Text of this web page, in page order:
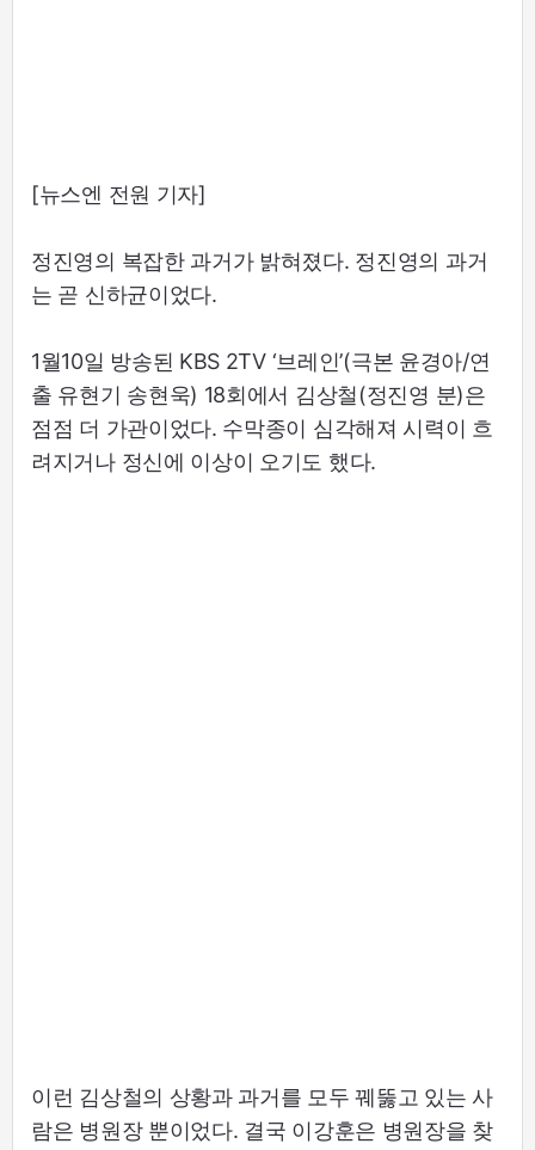
[뉴스엔 전원 기자]
정진영의 복잡한 과거가 밝혀졌다. 정진영의 과거
는 곧 신하균이었다.
1월10일 방송된 KBS 2TV ‘브레인’(극본 윤경아/연
출 유현기 송현욱) 18회에서 김상철(정진영 분)은
점점 더 가관이었다. 수막종이 심각해져 시력이 흐
려지거나 정신에 이상이 오기도 했다.
이런 김상철의 상황과 과거를 모두 꿰뚫고 있는 사
람은 병원장 뿐이었다. 결국 이강훈은 병원장을 찾